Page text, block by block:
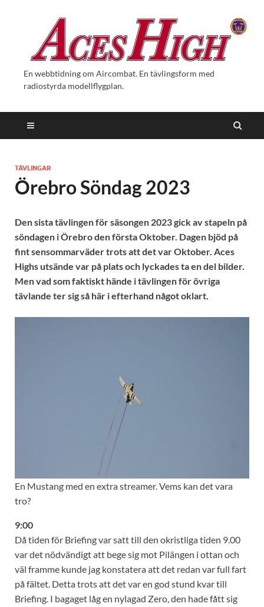
En webbtidning om Aircombat. En tävlingsform med
radiostyrda modellflygplan.
TÄVLINGAR
Örebro Söndag 2023
Den sista tävlingen för säsongen 2023 gick av stapeln på
söndagen i Örebro den första Oktober. Dagen bjöd på
fint sensommarväder trots att det var Oktober. Aces
Highs utsände var på plats och lyckades ta en del bilder.
Men vad som faktiskt hände i tävlingen för övriga
tävlande ter sig så här i efterhand något oklart.
En Mustang med en extra streamer. Vems kan det vara
tro?
9:00
Då tiden för Briefing var satt till den okristliga tiden 9.00
var det nödvändigt att bege sig mot Pilängen i ottan och
väl framme kunde jag konstatera att det redan var full fart
på fältet. Detta trots att det var en god stund kvar till
Briefing. I bagaget låg en nylagad Zero, den hade fått sig